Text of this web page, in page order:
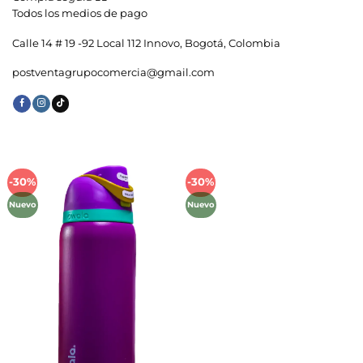
Todos los medios de pago
Calle 14 # 19 -92 Local 112 Innovo, Bogotá, Colombia
postventagrupocomercia@gmail.com
-30%
Nuevo
Añadir
lista de
deseos
-30%
Nuevo